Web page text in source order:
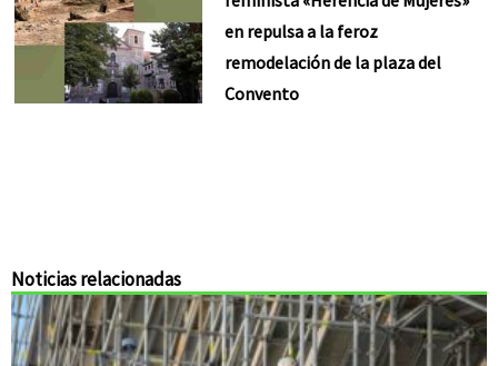
en repulsa a la feroz
remodelación de la plaza del
Convento
Noticias relacionadas